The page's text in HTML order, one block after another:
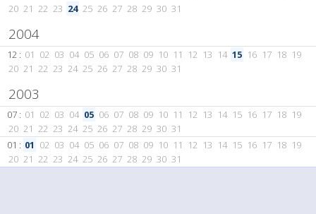
20 21 22 23 24 25 26 27 28 29 30 31
2004
12 : 01 02 03 04 05 06 07 08 09 10 11 12 13 14 15 16 17 18 19
20 21 22 23 24 25 26 27 28 29 30 31
2003
07 : 01 02 03 04 05 06 07 08 09 10 11 12 13 14 15 16 17 18 19
20 21 22 23 24 25 26 27 28 29 30 31
01 : 01 02 03 04 05 06 07 08 09 10 11 12 13 14 15 16 17 18 19
20 21 22 23 24 25 26 27 28 29 30 31